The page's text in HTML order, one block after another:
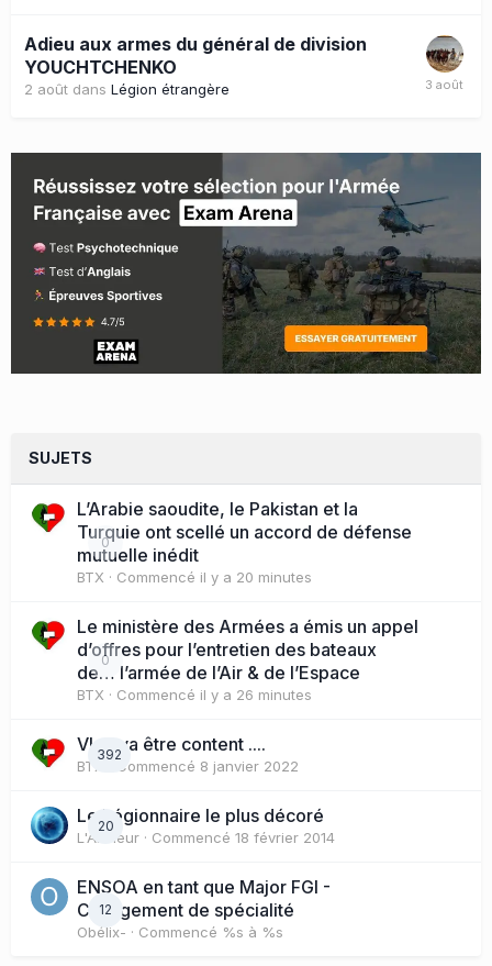
Adieu aux armes du général de division
YOUCHTCHENKO
2 août dans Légion étrangère
SUJETS
0
L’Arabie saoudite, le Pakistan et la
Turquie ont scellé un accord de défense
mutuelle inédit
BTX · Commencé il y a 20 minutes
0
Le ministère des Armées a émis un appel
d’offres pour l’entretien des bateaux
de… l’armée de l’Air & de l’Espace
BTX · Commencé il y a 26 minutes
392
Vlad va être content ....
BTX · Commencé 8 janvier 2022
20
Le Légionnaire le plus décoré
L'Artilleur · Commencé 18 février 2014
12
ENSOA en tant que Major FGI -
Changement de spécialité
Obélix- · Commencé %s à %s